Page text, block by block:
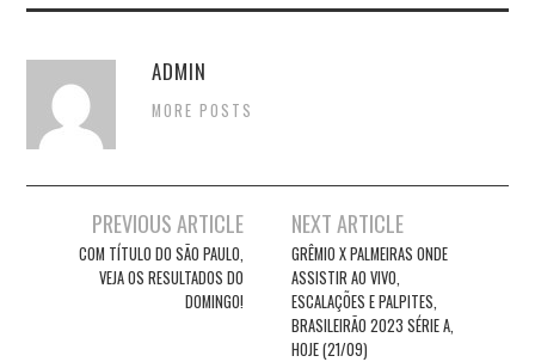
ADMIN
MORE POSTS
navigation
PREVIOUS ARTICLE
COM TÍTULO DO SÃO PAULO,
VEJA OS RESULTADOS DO
DOMINGO!
NEXT ARTICLE
GRÊMIO X PALMEIRAS ONDE
ASSISTIR AO VIVO,
ESCALAÇÕES E PALPITES,
BRASILEIRÃO 2023 SÉRIE A,
HOJE (21/09)